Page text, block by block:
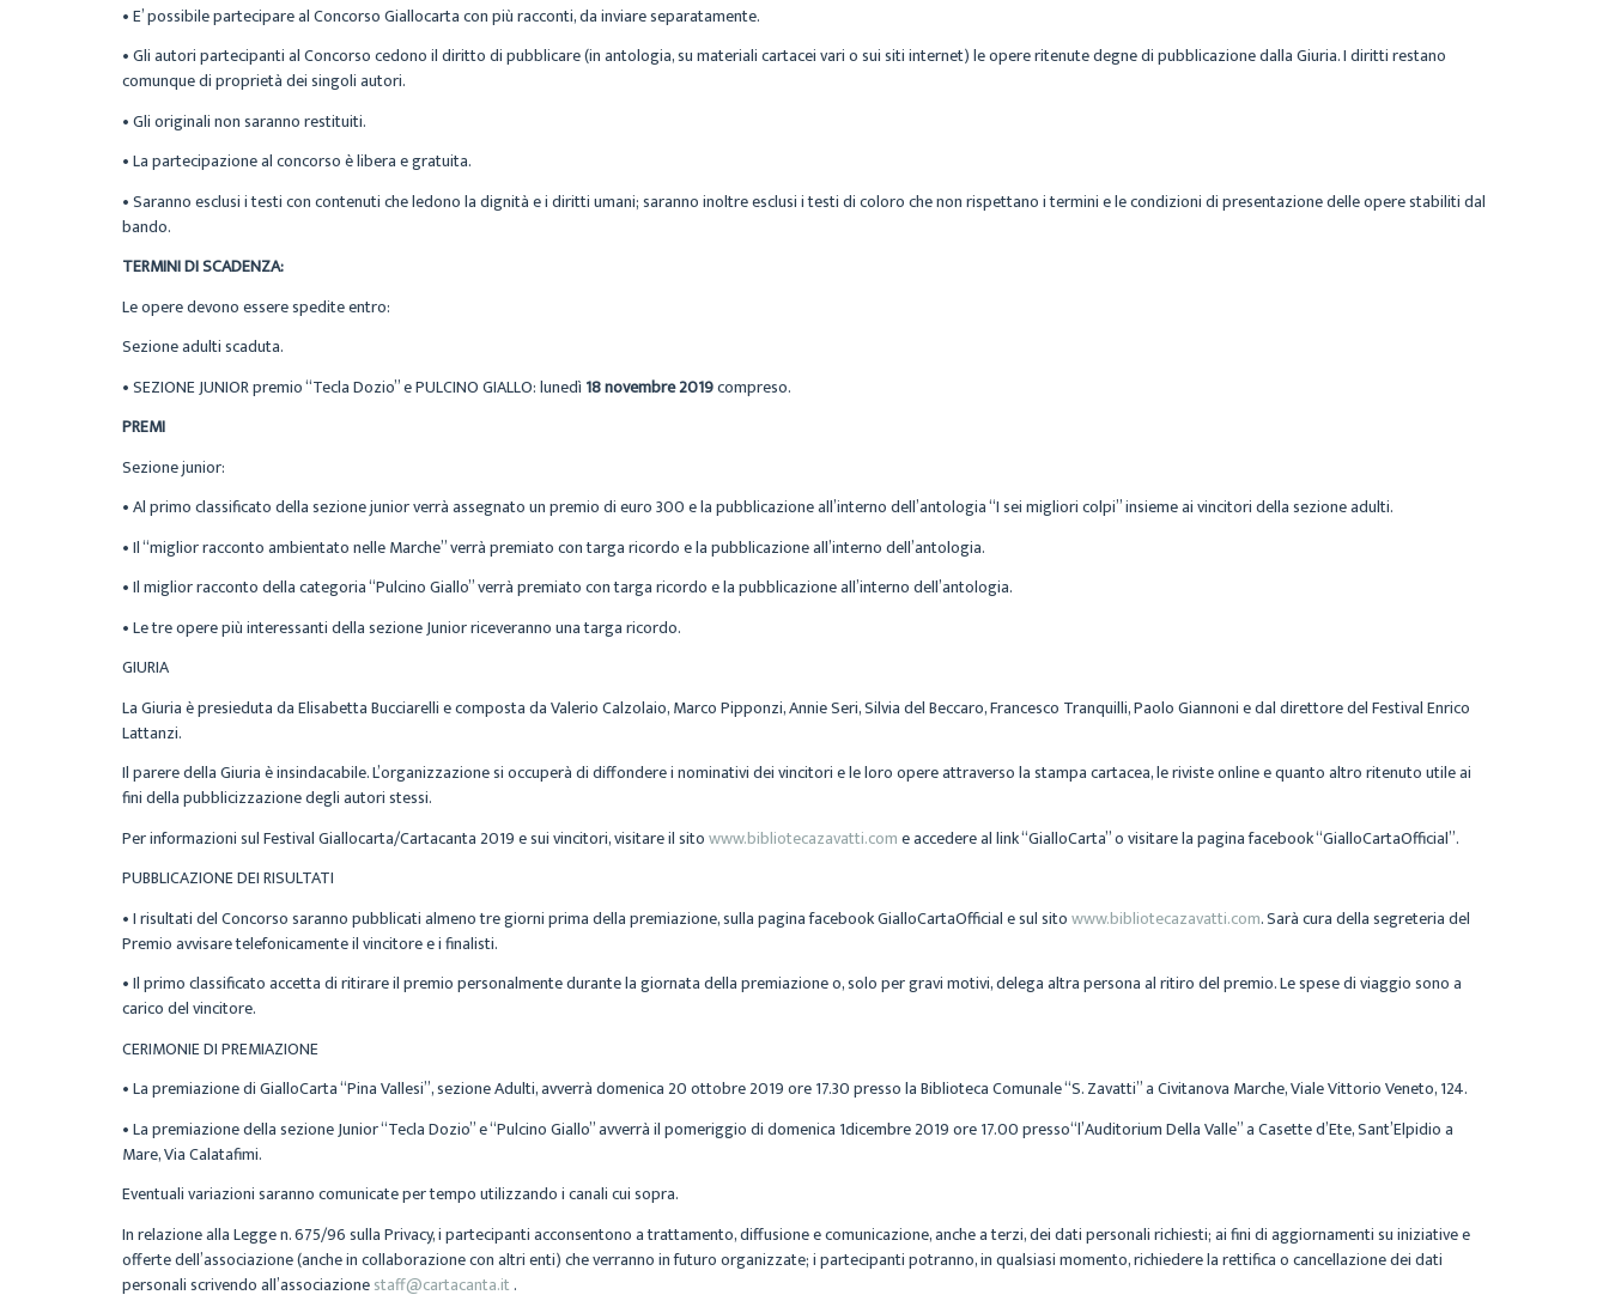
• E’ possibile partecipare al Concorso Giallocarta con più racconti, da inviareseparatamente.
• Gli autori partecipanti al Concorso cedono il diritto di pubblicare (in antologia, su materiali cartacei vari o sui siti internet) le opere ritenute degne di pubblicazione dalla Giuria. I diritti restano
comunque di proprietà dei singoli autori.
• Gli originali non saranno restituiti.
•La partecipazione al concorso è libera e gratuita.
• Saranno esclusi i testi con contenuti che ledono la dignità e i diritti umani; saranno inoltre esclusi i testi di coloro che non rispettano i termini e le condizioni di presentazione delle opere stabiliti dal
bando.
TERMINI DI SCADENZA:
Le opere devono essere spediteentro:
Sezione adulti scaduta.
•SEZIONE JUNIOR premio “Tecla Dozio” e PULCINO GIALLO: lunedì 18 novembre 2019compreso.
PREMI
Sezione junior:
• Alprimo classificatodella sezione junior verrà assegnato un premio dieuro 300e la pubblicazione all’interno dell’antologia “I sei migliori colpi” insieme ai vincitori della sezione adulti.
• Il “miglior racconto ambientato nelle Marche”verrà premiato con targa ricordo e la pubblicazione all’interno dell’antologia.
• Ilmiglior racconto della categoria “Pulcino Giallo”verrà premiato con targa ricordo e la pubblicazione all’interno dell’antologia.
• Le tre opere più interessanti della sezione Junior riceveranno una targa ricordo.
GIURIA
La Giuria è presieduta daElisabetta Bucciarellie composta daValerio Calzolaio,Marco Pipponzi,Annie Seri,Silvia del Beccaro,Francesco Tranquilli,Paolo Giannonie dal direttore del FestivalEnrico
Lattanzi.
Il parere della Giuria è insindacabile. L’organizzazione si occuperà di diffondere i nominativi dei vincitori e le loro opere attraverso la stampa cartacea, le riviste online e quanto altro ritenuto utile ai
fini della pubblicizzazione degli autori stessi.
Per informazioni sul Festival Giallocarta/Cartacanta 2019 e sui vincitori, visitare il sitowww.bibliotecazavatti.come accedere al link “GialloCarta” o visitare la pagina facebook “GialloCartaOfficial”.
PUBBLICAZIONE DEI RISULTATI
• I risultati del Concorso saranno pubblicati almeno tre giorni prima della premiazione, sullapagina facebook GialloCartaOfficiale sulsitowww.bibliotecazavatti.com. Sarà cura della segreteria del
Premio avvisare telefonicamente il vincitore e i finalisti.
•Il primo classificato accetta di ritirare il premio personalmente durante la giornata della premiazioneo, solo per gravi motivi, delega altra persona al ritiro del premio. Le spese di viaggio sono a
carico del vincitore.
CERIMONIE DI PREMIAZIONE
• La premiazione di GialloCarta “Pina Vallesi”, sezione Adulti, avverràdomenica20 ottobre 2019 ore 17.30presso laBiblioteca Comunale“S. Zavatti”aCivitanova Marche,Viale Vittorio Veneto, 124.
• La premiazione della sezione Junior “Tecla Dozio” e “Pulcino Giallo” avverrà il pomeriggio didomenica 1dicembre 2019 ore 17.00presso“l’Auditorium Della Valle”a Casette d’Ete,Sant’Elpidio a
Mare,Via Calatafimi.
Eventuali variazioni saranno comunicate per tempo utilizzando i canali cui sopra.
In relazione alla Legge n. 675/96 sulla Privacy, i partecipanti acconsentono a trattamento, diffusione e comunicazione, anche a terzi, dei dati personali richiesti; ai fini di aggiornamenti su iniziative e
offerte dell’associazione (anche in collaborazione con altri enti) che verranno in futuro organizzate; i partecipanti potranno, in qualsiasi momento, richiedere la rettifica o cancellazione dei dati
personali scrivendo all’associazionestaff@cartacanta.it.